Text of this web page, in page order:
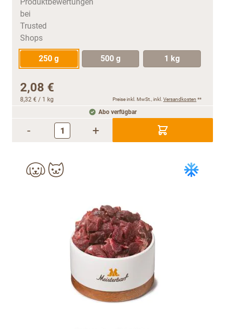
250 g 500 g 1 kg
2,08 €
8,32 € / 1 kg Preise inkl. MwSt., inkl. Versandkosten **
Abo verfügbar
- +